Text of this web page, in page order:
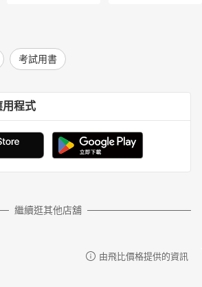
考試用書
用程式
繼續逛其他店舖
由飛比價格提供的資訊